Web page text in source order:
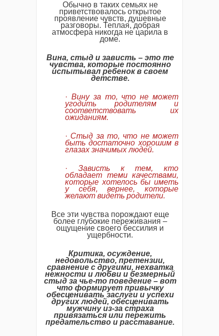
Обычно в таких семьях не
приветствовалось открытое
проявление чувств, душевные
разговоры. Теплая, добрая
атмосфера никогда не царила в
доме.
Вина, стыд и зависть – это те
чувства, которые постоянно
испытывал ребенок в своем
детстве.
· Вину за то, что не может
угодить родителям и
соответствовать их
ожиданиям.
· Стыд за то, что не может
быть достаточно хорошим в
глазах значимых людей.
· Зависть к тем, кто
обладает теми качествами,
которые хотелось бы иметь
у себя, вернее, которые
желают видеть родители.
Все эти чувства порождают еще
более глубокие переживания –
ощущение своего бессилия и
ущербности.
Критика, осуждение,
недовольство, претензии,
сравнение с другими, нехватка
нежности и любви и безмерный
стыд за чье-то поведение – вот
что формирует привычку
обесценивать заслуги и успехи
других людей, обесценивать
мужчину из-за страха
привязаться или пережить
предательство и расставание.